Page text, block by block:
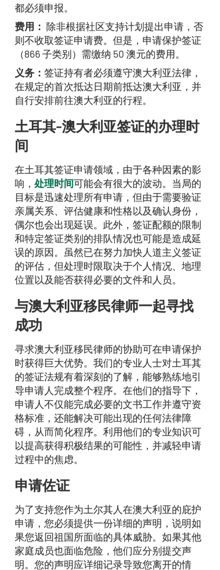
都必须申报。
费用： 除非根据社区支持计划提出申请，否
则不收取签证申请费。但是，申请保护签证
（866 子类别）需缴纳 50 澳元的费用。
义务： 签证持有者必须遵守澳大利亚法律，
在规定的首次抵达日期前抵达澳大利亚，并
自行安排前往澳大利亚的行程。
土耳其-澳大利亚签证的办理时
间
在土耳其签证申请领域，由于各种因素的影
响， 处理时间可能会有很大的波动。当局的
目标是迅速处理所有申请，但由于需要验证
亲属关系、评估健康和性格以及确认身份，
偶尔也会出现延误。此外，签证配额的限制
和特定签证类别的排队情况也可能是造成延
误的原因。虽然已在努力加快人道主义签证
的评估，但处理时限取决于个人情况、地理
位置以及能否获得必要的文件和人员。
与澳大利亚移民律师一起寻找
成功
寻求澳大利亚移民律师的协助可在申请保护
时获得巨大优势。我们的专业人士对土耳其
的签证法规有着深刻的了解，能够熟练地引
导申请人完成整个程序。在他们的指导下，
申请人不仅能完成必要的文书工作并遵守资
格标准，还能解决可能出现的任何法律障
碍，从而简化程序。利用他们的专业知识可
以提高获得积极结果的可能性，并减轻申请
过程中的焦虑。
申请佐证
为了支持您作为土尔其人在澳大利亚的庇护
申请，您必须提供一份详细的声明，说明如
果您返回祖国所面临的具体威胁。如果其他
家庭成员也面临危险，他们应分别提交声
明。您的声明应详细记录导致您离开的情